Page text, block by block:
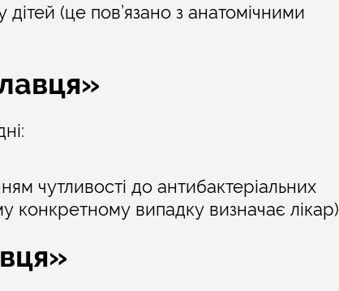
(це пов’язано з анатомічними
»
чутливості до антибактеріальних
конкретному випадку визначає лікар)